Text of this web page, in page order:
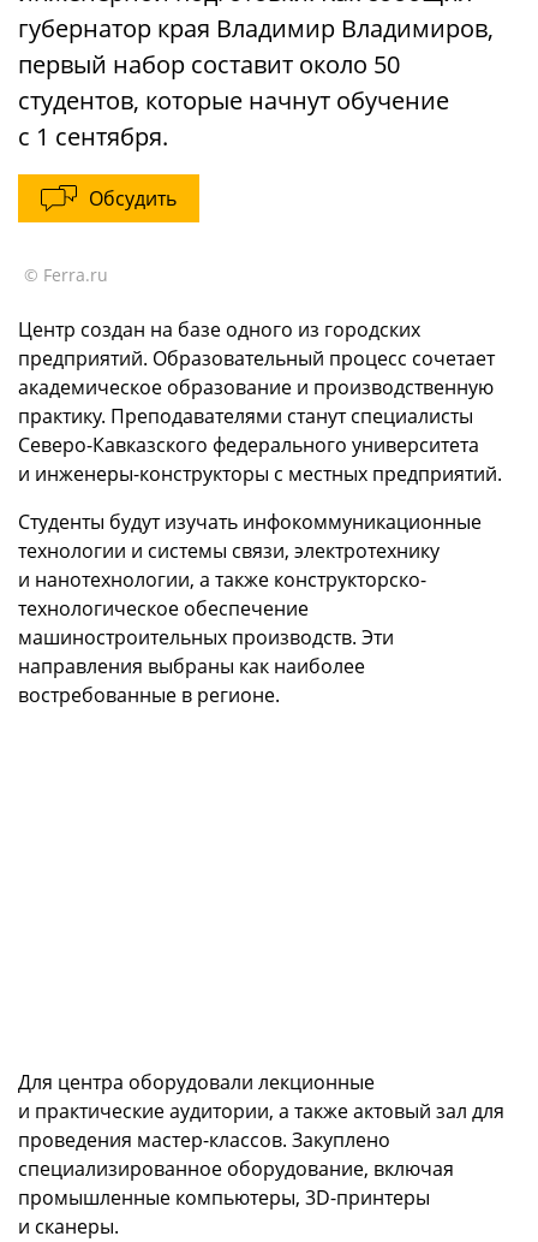
губернатор края Владимир Владимиров,
первый набор составит около 50
студентов, которые начнут обучение
с 1 сентября.
Обсудить
© Ferra.ru
Центр создан на базе одного из городских
предприятий. Образовательный процесс сочетает
академическое образование и производственную
практику. Преподавателями станут специалисты
Северо-Кавказского федерального университета
и инженеры-конструкторы с местных предприятий.
Студенты будут изучать инфокоммуникационные
технологии и системы связи, электротехнику
и нанотехнологии, а также конструкторско-
технологическое обеспечение
машиностроительных производств. Эти
направления выбраны как наиболее
востребованные в регионе.
Для центра оборудовали лекционные
и практические аудитории, а также актовый зал для
проведения мастер-классов. Закуплено
специализированное оборудование, включая
промышленные компьютеры, 3D-принтеры
и сканеры.